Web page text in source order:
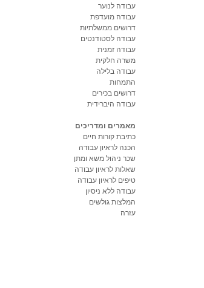
עבודה לנוער
עבודה מועדפת
דרושים ממשלתיות
עבודה לסטודנטים
עבודה זמנית
משרה חלקית
עבודה בלילה
התמחות
דרושים בכירים
עבודה היברידית
מאמרים ומדריכים
כתיבת קורות חיים
הכנה לראיון עבודה
שכר ניהול משא ומתן
שאלות לראיון עבודה
טיפים לראיון עבודה
עבודה ללא ניסיון
המלצות גולשים
עזרה